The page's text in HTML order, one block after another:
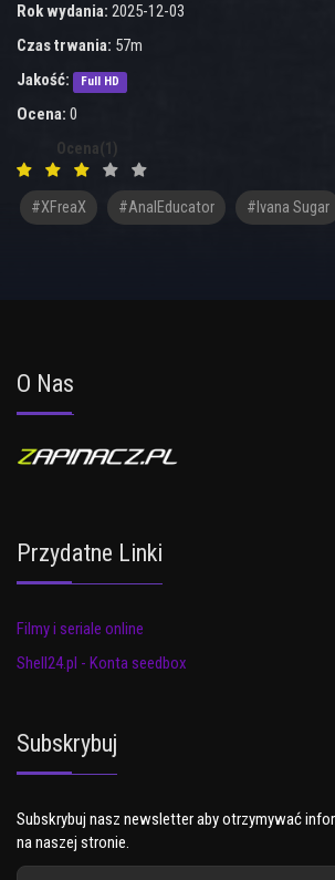
Rok wydania: 2025-12-03
Czas trwania: 57m
Jakość:
Full HD
Ocena: 0
Ocena(1)
#XFreaX #AnalEducator #Ivana Sugar
O Nas
Przydatne Linki
Filmy i seriale online
Shell24.pl - Konta seedbox
Subskrybuj
Subskrybuj nasz newsletter aby otrzymywać
na naszej stronie.